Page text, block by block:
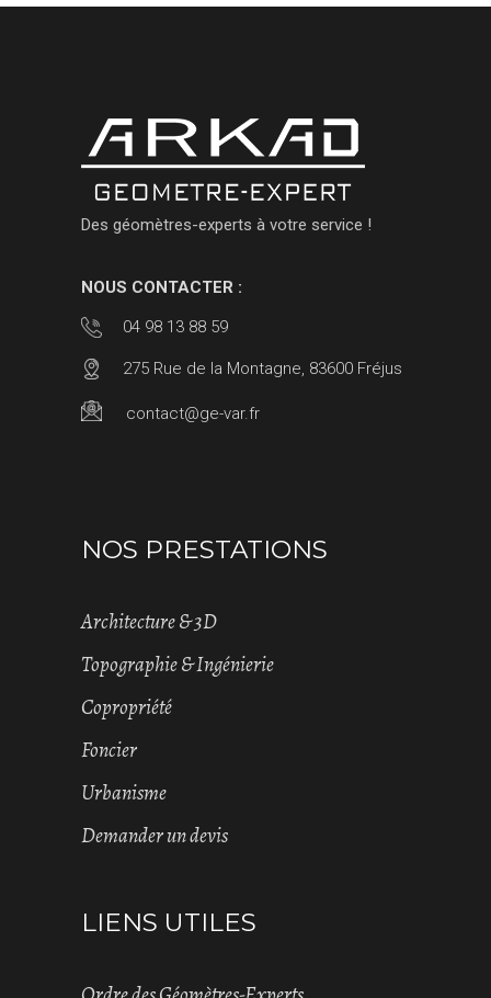
Des géomètres-experts à votre service !
NOUS CONTACTER :
04 98 13 88 59
275 Rue de la Montagne, 83600 Fréjus
contact@ge-var.fr
NOS PRESTATIONS
Architecture & 3D
Topographie & Ingénierie
Copropriété
Foncier
Urbanisme
Demander un devis
LIENS UTILES